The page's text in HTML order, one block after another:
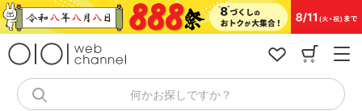
コ
ン
何かお探しですか？